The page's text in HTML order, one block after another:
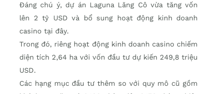
Đáng chú ý, dự án Laguna Lăng Cô vừa tăng vốn
lên 2 tỷ USD và bổ sung hoạt động kinh doanh
casino tại đây.
Trong đó, riêng hoạt động kinh doanh casino chiếm
diện tích 2,64 ha với vốn đầu tư dự kiến 249,8 triệu
USD.
Các hạng mục đầu tư thêm so với quy mô cũ gồm